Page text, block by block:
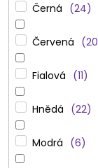
Černá 24
Červená 20
Fialová 11
Hnědá 22
Modrá 6